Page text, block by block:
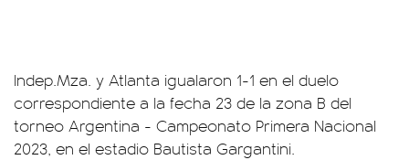
Indep.Mza. y Atlanta igualaron 1-1 en el duelo
correspondiente a la fecha 23 de la zona B del
torneo Argentina - Campeonato Primera Nacional
2023, en el estadio Bautista Gargantini.